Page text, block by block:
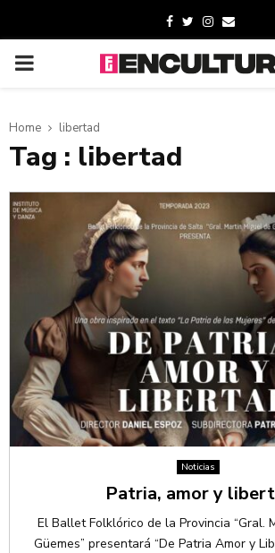
Home libertad
Tag : libertad
Noticias
Patria, amor y
El Ballet Folklórico de la Provincia “Gral.
Güemes” presentará “De Patria Amor y